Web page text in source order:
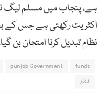
ہے، پنجاب میں مسلم لیگ
اکثریت رکھتی ہے جس کے
نظام تبدیل کرنا امتحان بن
funds
punjab Government
فنڈز